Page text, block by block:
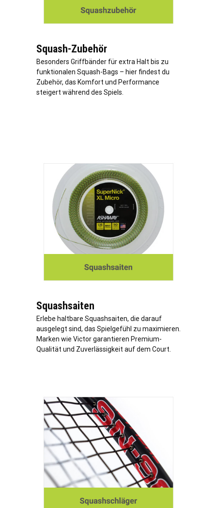
Squash-Zubehör
Besonders Griffbänder für extra Halt bis zu
funktionalen Squash-Bags – hier findest du
Zubehör, das Komfort und Performance
steigert während des Spiels.
Squashsaiten
Erlebe haltbare Squashsaiten, die darauf
ausgelegt sind, das Spielgefühl zu maximieren.
Marken wie Victor garantieren Premium-
Qualität und Zuverlässigkeit auf dem Court.